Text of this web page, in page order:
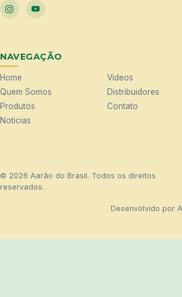
NAVEGAÇÃO
Home
Quem Somos
Produtos
Noticias
Videos
Distribuidores
Contato
© 2026 Aarão do Brasil. Todos os direitos
reservados.
Desenvolvido por